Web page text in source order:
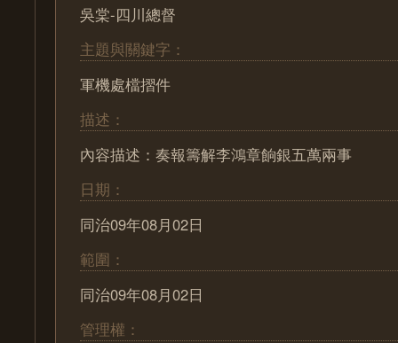
吳棠-四川總督
主題與關鍵字：
軍機處檔摺件
描述：
內容描述：奏報籌解李鴻章餉銀五萬兩事
日期：
同治09年08月02日
範圍：
同治09年08月02日
管理權：